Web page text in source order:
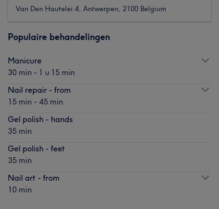
Van Den Hautelei 4, Antwerpen, 2100 Belgium
Populaire behandelingen
Manicure
30 min - 1 u 15 min
Nail repair - from
15 min - 45 min
Gel polish - hands
35 min
Gel polish - feet
35 min
Nail art - from
10 min